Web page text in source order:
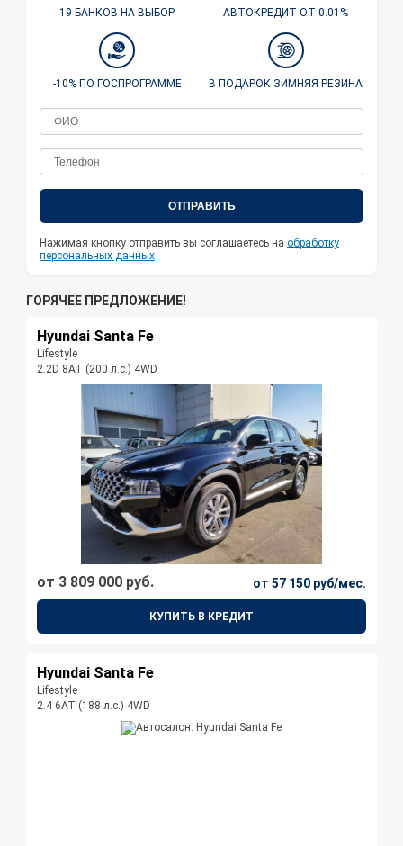
19 БАНКОВ НА ВЫБОР АВТОКРЕДИТ ОТ 0.01%
-10% ПО ГОСПРОГРАММЕ В ПОДАРОК ЗИМНЯЯ РЕЗИНА
ОТПРАВИТЬ
Нажимая кнопку отправить вы соглашаетесь на обработку
персональных данных
ГОРЯЧЕЕ ПРЕДЛОЖЕНИЕ!
Hyundai Santa Fe
Lifestyle
2.2D 8АТ (200 л.с.) 4WD
от 3 809 000 руб. от 57 150 руб/мес.
КУПИТЬ В КРЕДИТ
Hyundai Santa Fe
Lifestyle
2.4 6АТ (188 л.с.) 4WD